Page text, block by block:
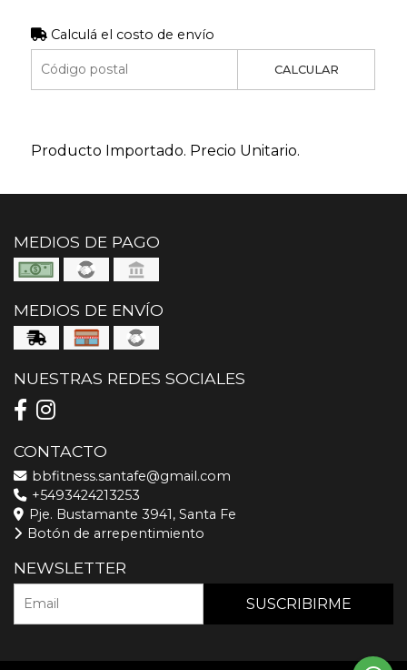
Calculá el costo de envío
CALCULAR
Producto Importado. Precio Unitario.
MEDIOS DE PAGO
MEDIOS DE ENVÍO
NUESTRAS REDES SOCIALES
CONTACTO
bbfitness.santafe@gmail.com
+5493424213253
Pje. Bustamante 3941, Santa Fe
Botón de arrepentimiento
NEWSLETTER
SUSCRIBIRME